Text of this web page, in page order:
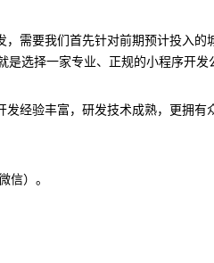
，需要我们首先针对前期预计投入
选择一家专业、正规的小程序开发
经验丰富，研发技术成熟，更拥
信）。